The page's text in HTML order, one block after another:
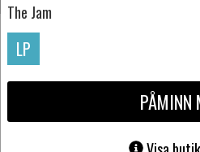
The Jam
LP
PÅMINN